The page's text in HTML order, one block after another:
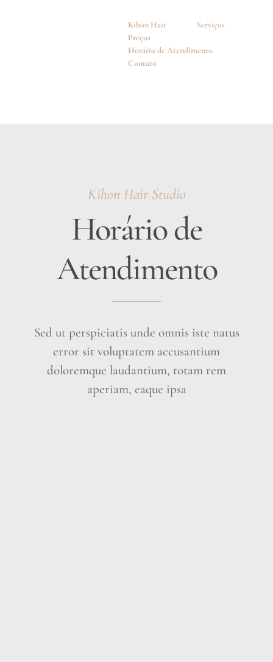
Kihon Hair
Serviços
Preços
Horário de Atendimento
Contato
Kihon Hair Studio
Horário de
Atendimento
Sed ut perspiciatis unde omnis iste natus
error sit voluptatem accusantium
doloremque laudantium, totam rem
aperiam, eaque ipsa